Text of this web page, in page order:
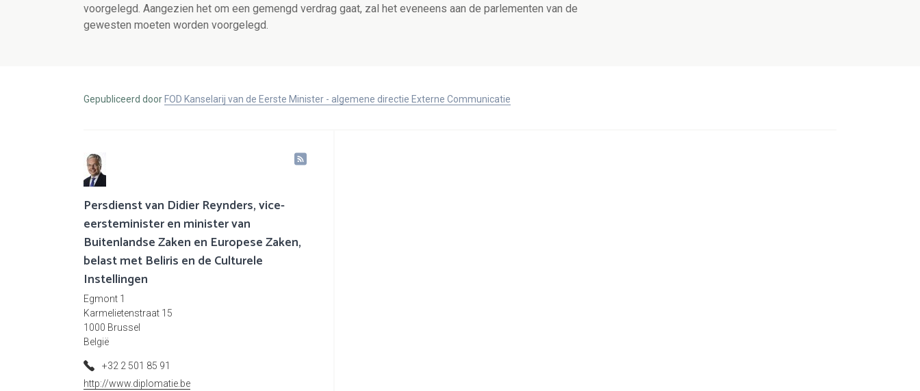
voorgelegd. Aangezien het om een gemengd verdrag gaat, zal het eveneens aan de parlementen van de
gewesten moeten worden voorgelegd.
Gepubliceerd door FOD Kanselarij van de Eerste Minister - algemene directie Externe Communicatie
Persdienst van Didier Reynders, vice-
eersteminister en minister van
Buitenlandse Zaken en Europese Zaken,
belast met Beliris en de Culturele
Instellingen
Egmont 1
Karmelietenstraat 15
1000 Brussel
België
+32 2 501 85 91
http://www.diplomatie.be